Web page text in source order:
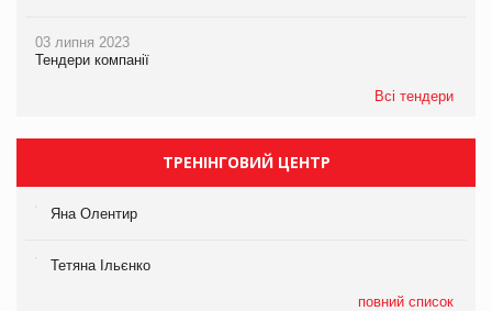
03 липня 2023
Тендери компанії
Всі тендери
ТРЕНІНГОВИЙ ЦЕНТР
Яна Олентир
Тетяна Ільєнко
повний список